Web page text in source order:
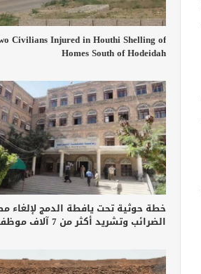
Civilians Injured in Houthi Shelling of
Homes South of Hodeidah
خطة حوثية تحت يافطة الدمج لإلغاء
الضرائب وتشريد أكثر من 7 آلاف موظف